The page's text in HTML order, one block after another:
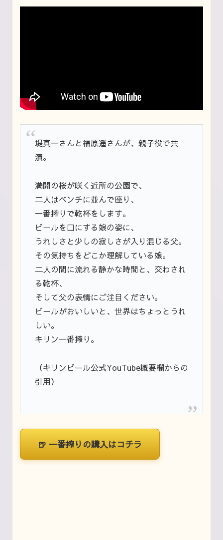
堤真一さんと福原遥さんが、親子役で共
演。
満開の桜が咲く近所の公園で、
二人はベンチに並んで座り、
一番搾りで乾杯をします。
ビールを口にする娘の姿に、
うれしさと少しの寂しさが入り混じる父。
その気持ちをどこか理解している娘。
二人の間に流れる静かな時間と、交わされ
る乾杯、
そして父の表情にご注目ください。
ビールがおいしいと、世界はちょっとうれ
しい。
キリン一番搾り。
（キリンビール公式YouTube概要欄からの
引用）
🍺 一番搾りの購入はコチラ